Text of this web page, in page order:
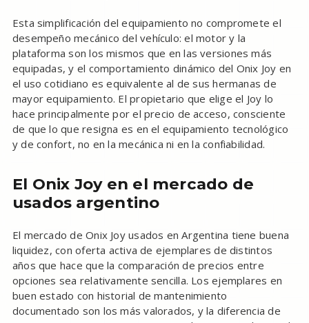
Esta simplificación del equipamiento no compromete el
desempeño mecánico del vehículo: el motor y la
plataforma son los mismos que en las versiones más
equipadas, y el comportamiento dinámico del Onix Joy en
el uso cotidiano es equivalente al de sus hermanas de
mayor equipamiento. El propietario que elige el Joy lo
hace principalmente por el precio de acceso, consciente
de que lo que resigna es en el equipamiento tecnológico
y de confort, no en la mecánica ni en la confiabilidad.
El Onix Joy en el mercado de
usados argentino
El mercado de Onix Joy usados en Argentina tiene buena
liquidez, con oferta activa de ejemplares de distintos
años que hace que la comparación de precios entre
opciones sea relativamente sencilla. Los ejemplares en
buen estado con historial de mantenimiento
documentado son los más valorados, y la diferencia de